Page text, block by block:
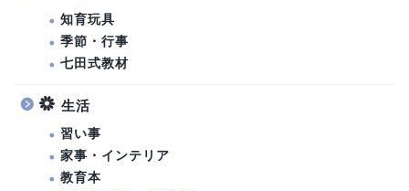
知育玩具
季節・行事
七田式教材
生活
習い事
家事・インテリア
教育本